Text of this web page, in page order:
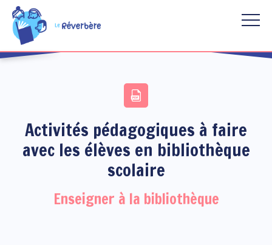
Aller au contenu principal
Activités pédagogiques à faire
avec les élèves en bibliothèque
scolaire
Enseigner à la bibliothèque